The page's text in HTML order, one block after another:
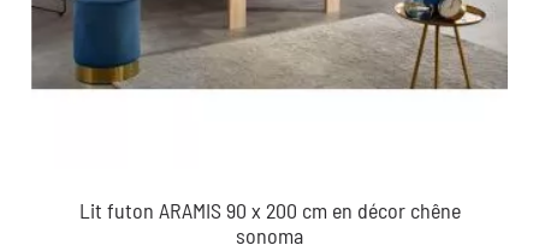
Lit futon ARAMIS 90 x 200 cm en décor chêne
sonoma